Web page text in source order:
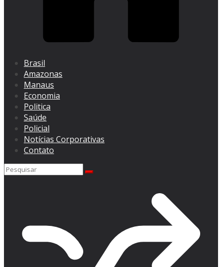
Brasil
Amazonas
Manaus
Economia
Politica
Saúde
Policial
Notícias Corporativas
Contato